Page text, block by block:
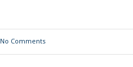
No Comments